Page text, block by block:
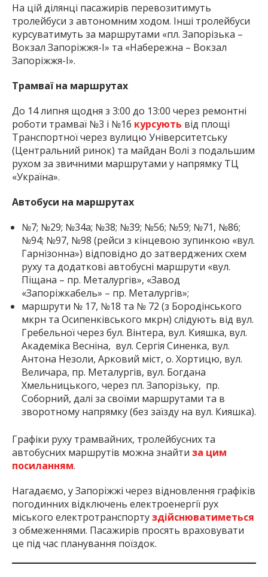
На цій ділянці пасажирів перевозитимуть
тролейбуси з автономним ходом. Інші тролейбуси
курсуватимуть за маршрутами «пл. Запорізька –
Вокзал Запоріжжя-I» та «Набережна – Вокзал
Запоріжжя-I».
Трамваї на маршрутах
До 14 липня щодня з 3:00 до 13:00 через ремонтні
роботи трамваї №3 і №16 курсують від площі
Транспортної через вулицю Університетську
(Центральний ринок) та майдан Волі з подальшим
рухом за звичними маршрутами у напрямку ТЦ
«Україна».
Автобуси на маршрутах
№7; №29; №34а; №38; №39; №56; №59; №71, №86;
№94; №97, №98 (рейси з кінцевою зупинкою «вул.
Гарнізонна») відповідно до затверджених схем
руху та додаткові автобусні маршрути «вул.
Піщана – пр. Металургів», «Завод
«Запоріжкабель» – пр. Металургів»;
маршрути № 17, №18 та № 72 (з Бородінського
мкрн та Осипенківського мкрн) слідують від вул.
Гребельної через бул. Вінтера, вул. Кияшка, вул.
Академіка Весніна, вул. Сергія Синенка, вул.
Антона Незоли, Арковий міст, о. Хортицю, вул.
Величара, пр. Металургів, вул. Богдана
Хмельницького, через пл. Запорізьку, пр.
Соборний, далі за своїми маршрутами та в
зворотному напрямку (без заїзду на вул. Кияшка).
Графіки руху трамвайних, тролейбусних та
автобусних маршрутів можна знайти за цим
посиланням.
Нагадаємо, у Запоріжжі через відновлення графіків
погодинних відключень електроенергії рух
міського електротранспортуздійснюватиметься
з обмеженнями. Пасажирів просять враховувати
це під час планування поїздок.